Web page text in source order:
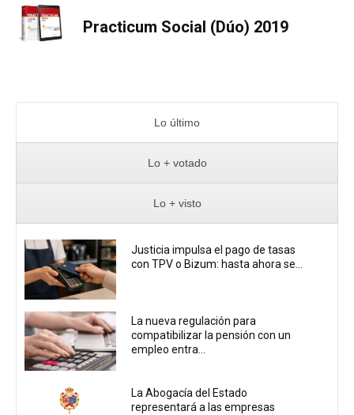
Practicum Social (Dúo) 2019
Lo último
Lo + votado
Lo + visto
Justicia impulsa el pago de tasas
con TPV o Bizum: hasta ahora se...
La nueva regulación para
compatibilizar la pensión con un
empleo entra...
La Abogacía del Estado
representará a las empresas